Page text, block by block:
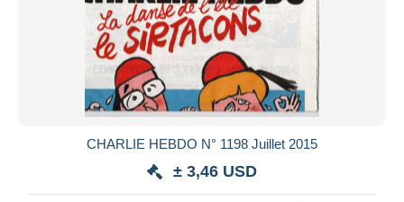
CHARLIE HEBDO N° 1198 Juillet 2015
± 3,46 USD